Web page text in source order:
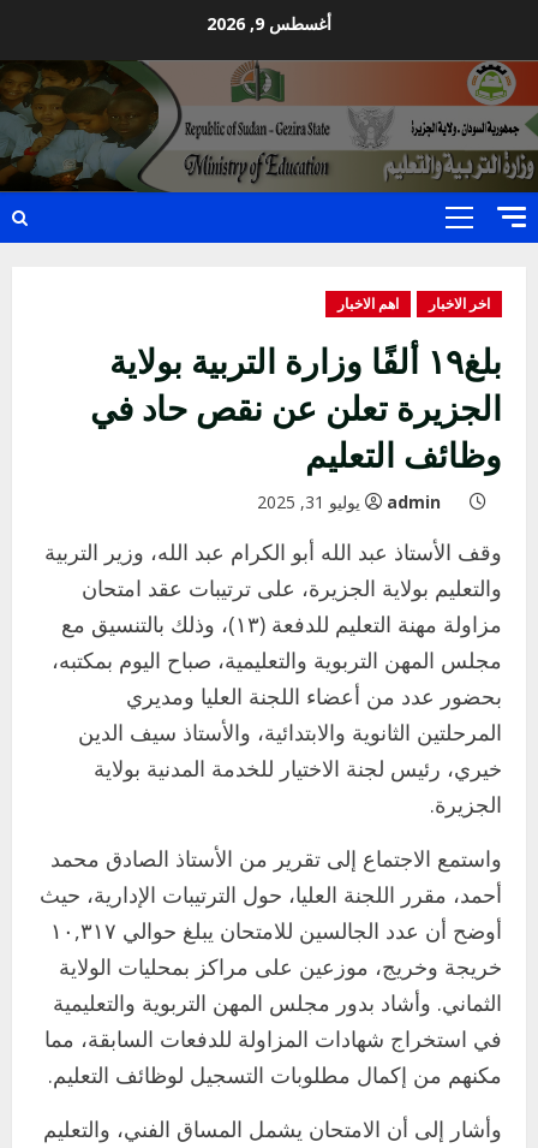
content
أغسطس 9, 2026
Primary
اخر الاخبار اهم الاخبار
بلغ١٩ ألفًا وزارة التربية بولاية
الجزيرة تعلن عن نقص حاد في
وظائف التعليم
admin يوليو 31, 2025
وقف الأستاذ عبد الله أبو الكرام عبد الله، وزير التربية
والتعليم بولاية الجزيرة، على ترتيبات عقد امتحان
مزاولة مهنة التعليم للدفعة (١٣)، وذلك بالتنسيق مع
مجلس المهن التربوية والتعليمية، صباح اليوم بمكتبه،
بحضور عدد من أعضاء اللجنة العليا ومديري
المرحلتين الثانوية والابتدائية، والأستاذ سيف الدين
خيري، رئيس لجنة الاختيار للخدمة المدنية بولاية
الجزيرة.
واستمع الاجتماع إلى تقرير من الأستاذ الصادق محمد
أحمد، مقرر اللجنة العليا، حول الترتيبات الإدارية، حيث
أوضح أن عدد الجالسين للامتحان يبلغ حوالي ١٠,٣١٧
خريجة وخريج، موزعين على مراكز بمحليات الولاية
الثماني. وأشاد بدور مجلس المهن التربوية والتعليمية
في استخراج شهادات المزاولة للدفعات السابقة، مما
مكنهم من إكمال مطلوبات التسجيل لوظائف التعليم.
وأشار إلى أن الامتحان يشمل المساق الفني، والتعليم
2
اخر الاخبار
التعليم الخاص بمحلية ودمدني الكبرى
يعلن تخفيض الرسوم الدراسية لهذا العام
بنسبة15%
وزير التربية والتعليم بالولاية يدشن ورشة